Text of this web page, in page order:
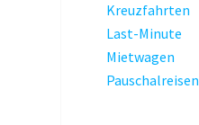
Kreuzfahrten
Last-Minute
Mietwagen
Pauschalreisen